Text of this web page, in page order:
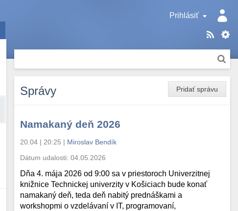
Prihlásiť
Pridať správu
Správy
Namakaný deň 2026
20.04 | 20:25 | Miroslav Bendík
Dátum udalosti:04.05.2026
Dňa 4. mája 2026 od 9:00 sa v priestoroch Univerzitnej
knižnice Technickej univerzity v Košiciach bude konať
namakaný deň, teda deň nabitý prednáškami a
workshopmi o vzdelávaní v IT, programovaní,